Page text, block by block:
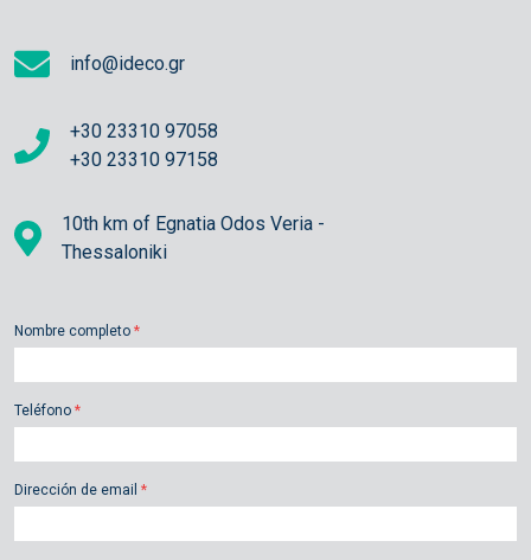
info@ideco.gr
+30 23310 97058
+30 23310 97158
10th km of Egnatia Odos Veria -
Thessaloniki
Nombre completo *
Teléfono *
Dirección de email *